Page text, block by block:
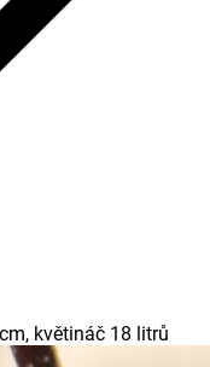
květináč 18 litrů